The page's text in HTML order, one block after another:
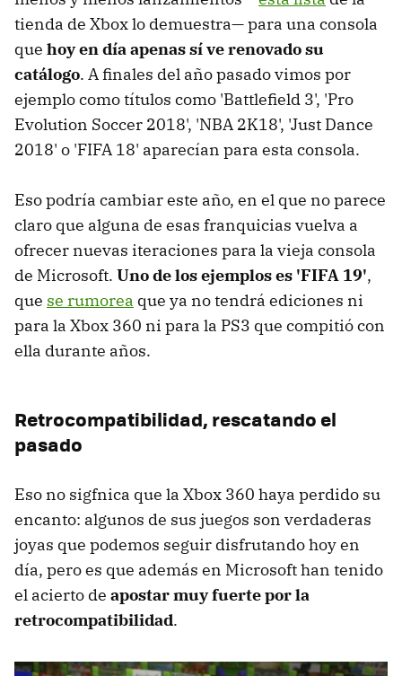
tienda de Xbox lo demuestra— para una consola
que hoy en día apenas sí ve renovado su
catálogo. A finales del año pasado vimos por
ejemplo como títulos como 'Battlefield 3', 'Pro
Evolution Soccer 2018', 'NBA 2K18', 'Just Dance
2018' o 'FIFA 18' aparecían para esta consola.
Eso podría cambiar este año, en el que no parece
claro que alguna de esas franquicias vuelva a
ofrecer nuevas iteraciones para la vieja consola
de Microsoft. Uno de los ejemplos es 'FIFA 19',
que se rumorea que ya no tendrá ediciones ni
para la Xbox 360 ni para la PS3 que compitió con
ella durante años.
Retrocompatibilidad, rescatando el
pasado
Eso no sigfnica que la Xbox 360 haya perdido su
encanto: algunos de sus juegos son verdaderas
joyas que podemos seguir disfrutando hoy en
día, pero es que además en Microsoft han tenido
el acierto de apostar muy fuerte por la
retrocompatibilidad.